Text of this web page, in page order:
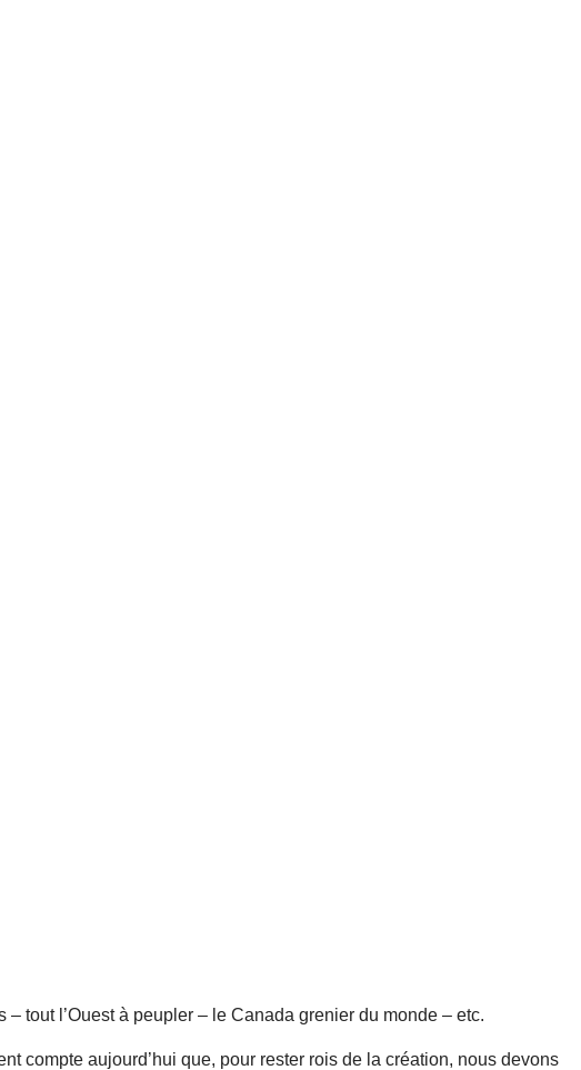
tout l’Ouest à peupler – le Canada grenier du monde – etc.
compte aujourd’hui que, pour rester rois de la création, nous devons